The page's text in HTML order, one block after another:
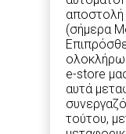
αποστολή
(σήμερα
e-store
αυτά
τούτου,